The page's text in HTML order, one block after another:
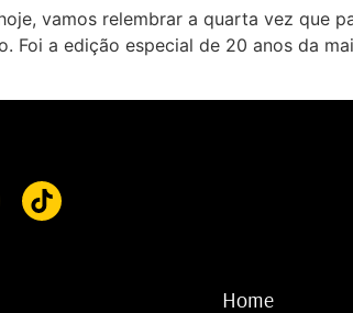
vamos relembrar a quarta vez que
Foi a edição especial de 20 anos da
Home